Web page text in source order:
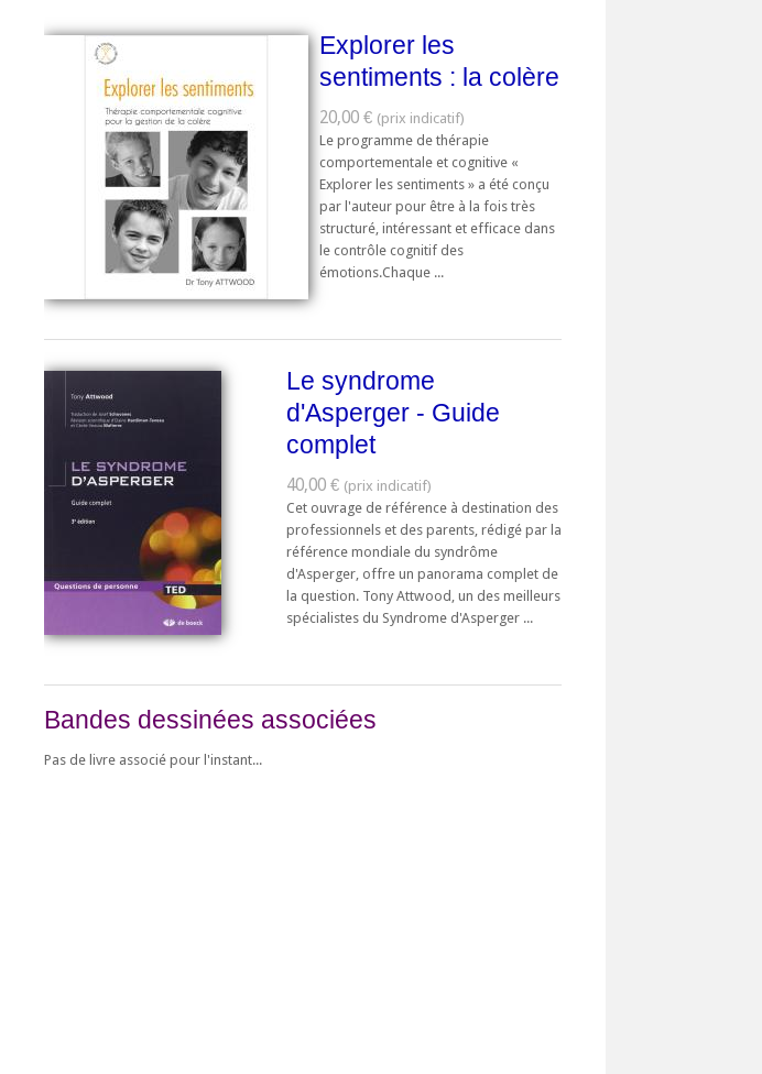
Explorer les
sentiments : la colère
20,00 €
Le programme de thérapie
comportementale et cognitive «
Explorer les sentiments » a été conçu
par l'auteur pour être à la fois très
structuré, intéressant et efficace dans
le contrôle cognitif des
émotions.Chaque ...
Le syndrome
d'Asperger - Guide
complet
40,00 €
Cet ouvrage de référence à destination des
professionnels et des parents, rédigé par la
référence mondiale du syndrôme
d'Asperger, offre un panorama complet de
la question. Tony Attwood, un des meilleurs
spécialistes du Syndrome d'Asperger ...
Bandes dessinées associées
Pas de livre associé pour l'instant...